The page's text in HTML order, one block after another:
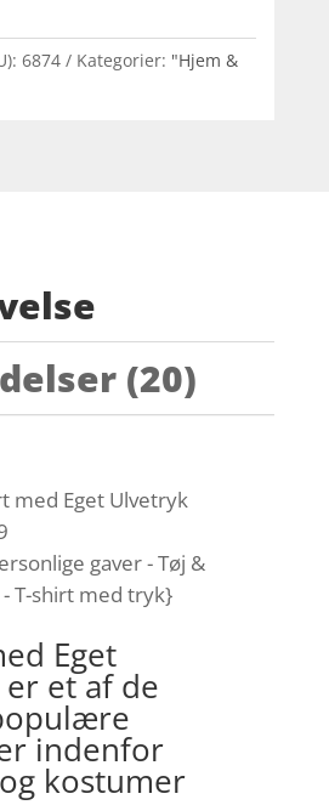
6874 Kategorier: "Hjem &
(20)
med Eget Ulvetryk
gaver - Tøj &
T-shirt med tryk}
Eget
et af de
indenfor
kostumer